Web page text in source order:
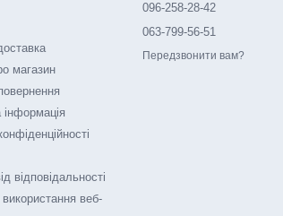
магазин
інформація
відповідальності
веб-
096-258-28-42
063-799-56-51
Передзвонити вам?